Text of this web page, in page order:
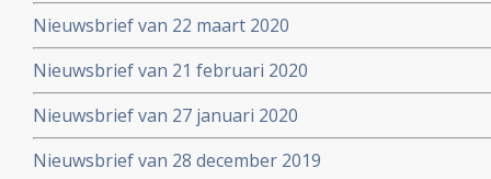
Nieuwsbrief van 22 maart 2020
Nieuwsbrief van 21 februari 2020
Nieuwsbrief van 27 januari 2020
Nieuwsbrief van 28 december 2019